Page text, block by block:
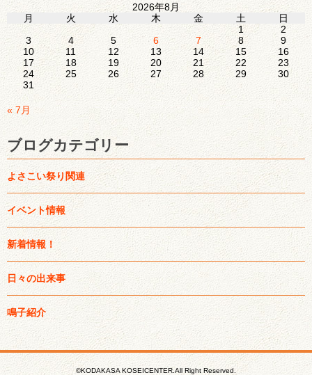
2026年8月
月
火 水 木 金 土
日
1
2
3
4 5 6 7 8
9
10
11 12 13 14 15
16
17
18 19 20 21 22
23
24
25 26 27 28 29
30
31
« 7月
ブログカテゴリー
よさこい祭り関連
イベント情報
新着情報！
日々の出来事
鳴子紹介
©KODAKASA KOSEICENTER.All Right Reserved.